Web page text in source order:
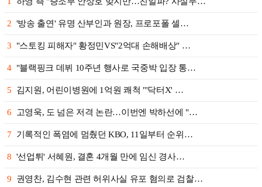
2 '방송 출연' 유명 산부인과 원장, 프로포폴 셀…
3 "스토킹 피해자" 황정민VS"2억대 손해배상" …
4 "블랙핑크 데뷔 10주년 행사로 국중박 입장 통…
5 김지원, 어린이병원에 1억원 쾌척 "'닥터X' …
6 고영욱, 도 넘은 저격 논란…이번엔 박하선에 "…
7 기록적인 폭염에 멈췄던 KBO, 11일부터 순위…
8 '선업튀' 서혜원, 결혼 4개월 만에 임신 경사…
9 권영찬, 김수현 관련 허위사실 유포 혐의로 검찰…